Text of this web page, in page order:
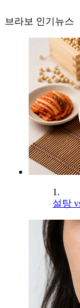
브라보 인기뉴스
1.
설탕